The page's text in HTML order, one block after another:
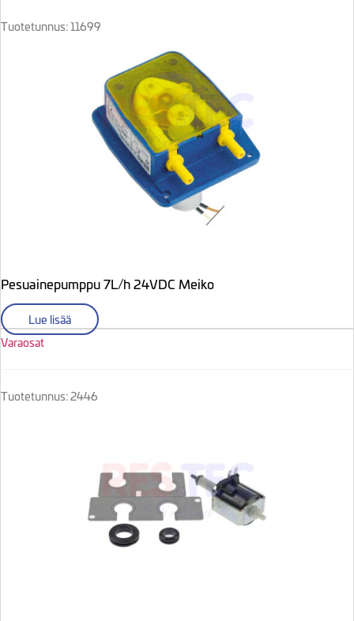
Tuotetunnus: 11699
Pesuainepumppu 7L/h 24VDC Meiko
Lue lisää
Varaosat
Tuotetunnus: 2446